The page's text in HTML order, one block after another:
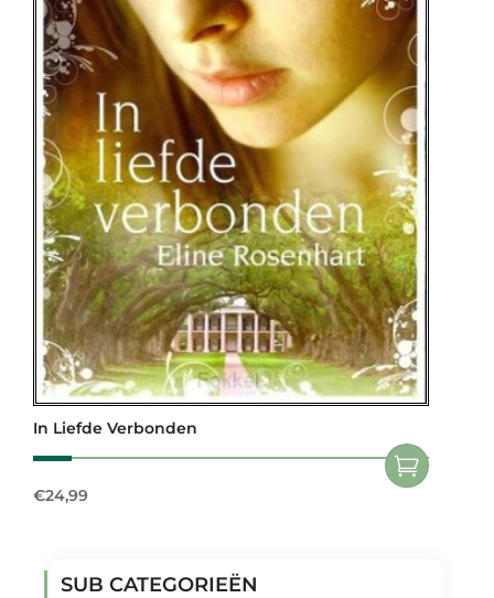
SUB CATEGORIEËN
In Liefde Verbonden
€24,99